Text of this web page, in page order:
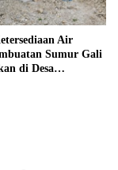
Air
Sumur Gali
di Desa